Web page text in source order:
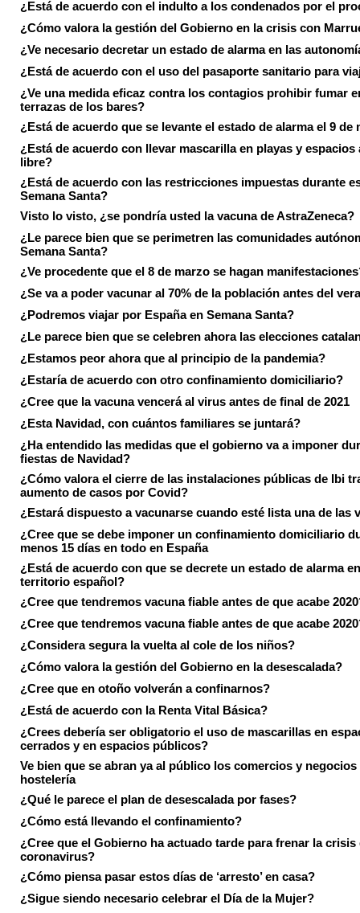
¿Está de acuerdo con el indulto a los condenados por el
¿Cómo valora la gestión del Gobierno en la crisis con
¿Ve necesario decretar un estado de alarma en las
¿Está de acuerdo con el uso del pasaporte sanitario para
¿Ve una medida eficaz contra los contagios prohibir fumar
terrazas de los bares?
¿Está de acuerdo que se levante el estado de alarma el 9 de
¿Está de acuerdo con llevar mascarilla en playas y espacios
libre?
¿Está de acuerdo con las restricciones impuestas durante
Semana Santa?
Visto lo visto, ¿se pondría usted la vacuna de AstraZeneca?
¿Le parece bien que se perimetren las comunidades
Semana Santa?
¿Ve procedente que el 8 de marzo se hagan
¿Se va a poder vacunar al 70% de la población antes del
¿Podremos viajar por España en Semana Santa?
¿Le parece bien que se celebren ahora las elecciones
¿Estamos peor ahora que al principio de la pandemia?
¿Estaría de acuerdo con otro confinamiento domiciliario?
¿Cree que la vacuna vencerá al virus antes de final de 2021
¿Esta Navidad, con cuántos familiares se juntará?
¿Ha entendido las medidas que el gobierno va a imponer
fiestas de Navidad?
¿Cómo valora el cierre de las instalaciones públicas de Ibi
aumento de casos por Covid?
¿Estará dispuesto a vacunarse cuando esté lista una de las
¿Cree que se debe imponer un confinamiento domiciliario
menos 15 días en todo en España
¿Está de acuerdo con que se decrete un estado de alarma
territorio español?
¿Cree que tendremos vacuna fiable antes de que acabe
¿Cree que tendremos vacuna fiable antes de que acabe
¿Considera segura la vuelta al cole de los niños?
¿Cómo valora la gestión del Gobierno en la desescalada?
¿Cree que en otoño volverán a confinarnos?
¿Está de acuerdo con la Renta Vital Básica?
¿Crees debería ser obligatorio el uso de mascarillas en
cerrados y en espacios públicos?
Ve bien que se abran ya al público los comercios y negocios
hostelería
¿Qué le parece el plan de desescalada por fases?
¿Cómo está llevando el confinamiento?
¿Cree que el Gobierno ha actuado tarde para frenar la crisis
coronavirus?
¿Cómo piensa pasar estos días de ‘arresto’ en casa?
¿Sigue siendo necesario celebrar el Día de la Mujer?